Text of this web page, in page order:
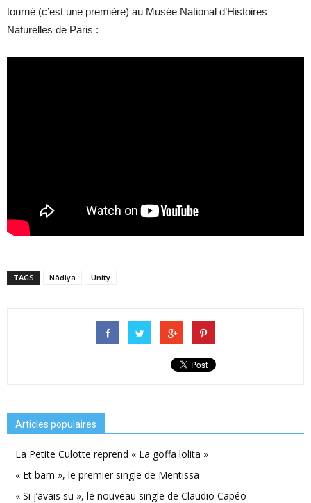
tourné (c’est une première) au Musée National d’Histoires
Naturelles de Paris :
TAGS Nâdiya Unity
Articles populaires
La Petite Culotte reprend « La goffa lolita »
« Et bam », le premier single de Mentissa
« Si j’avais su », le nouveau single de Claudio Capéo